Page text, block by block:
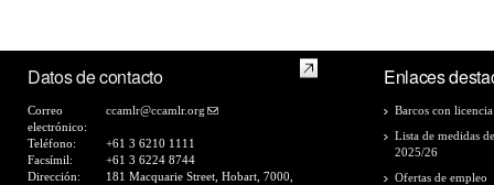
Datos de contacto
Correo
electrónico:
ccamlr@ccamlr.org
Teléfono:
+61 3 6210 1111
Facsímil:
+61 3 6224 8744
Dirección:
181 Macquarie Street, Hobart, 7000,
Enlaces
Barcos con
Lista de medidas
2025/26
Ofertas de empleo